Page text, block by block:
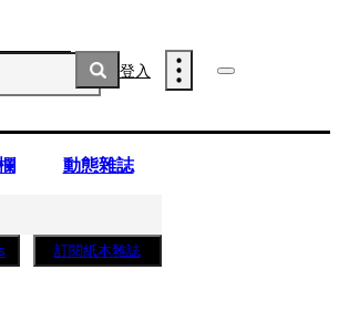
登入
動態雜誌
訂閱紙本雜誌